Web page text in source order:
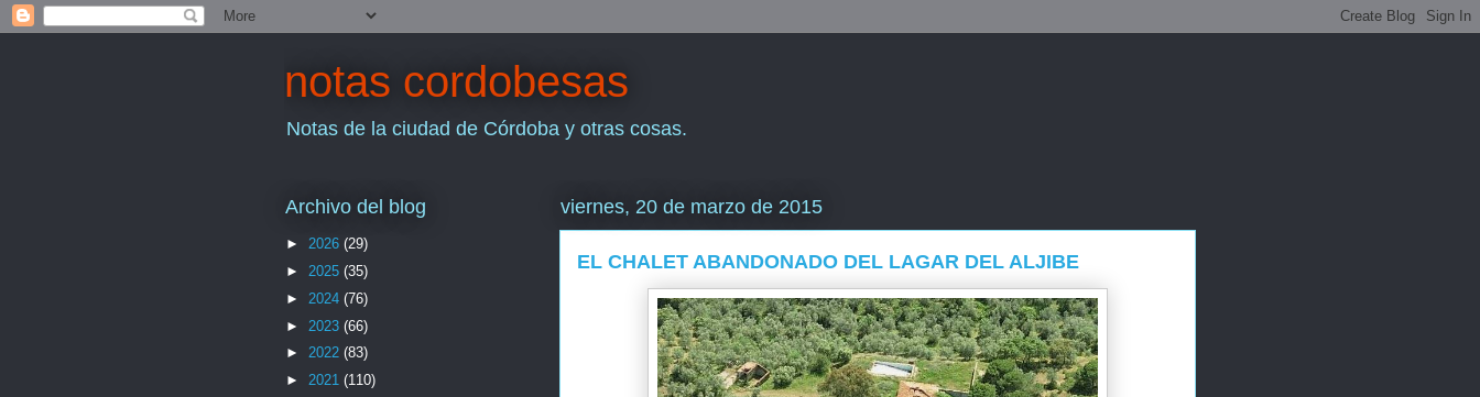
notas cordobesas
Notas de la ciudad de Córdoba y otras cosas.
viernes, 20 de marzo de 2015
EL CHALET ABANDONADO DEL LAGAR DEL ALJIBE
Archivo del blog
► 2026 (29)
► 2025 (35)
► 2024 (76)
► 2023 (66)
► 2022 (83)
► 2021 (110)